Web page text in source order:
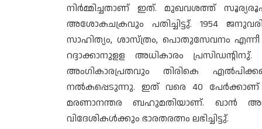
നിർമ്മിച്ചതാണ് ഇത്. മുഖവശത്ത്
അശോകചക്രവും പതിച്ചിട്ടു്. 1954
സാഹിത്യം, ശാസ്ത്രം, പൊതുസേവനം
റദ്ദാക്കാനുളള അധികാരം
അംഗികാരപ്രതവും തിരികെ
നൽകപ്പെടുന്നു. ഇത് വരെ 40
മരണാനന്തര ബഹുമതിയാണ്. ഖാൻ
വിദേശികൾക്കും ഭാരതരത്നം ലഭിച്ചിട്ടു്.